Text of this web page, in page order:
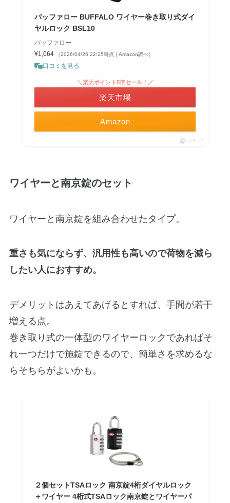
バッファロー BUFFALO ワイヤー巻き取り式ダイ
ヤルロック BSL10
バッファロー
¥1,064
（2026/04/26 22:25時点 | Amazon調べ）
口コミを見る
Amazon
＼楽天ポイント5倍セール！／
楽天市場
ポチップ
ワイヤーと南京錠のセット
ワイヤーと南京錠を組み合わせたタイプ。
重さも気にならず、汎用性も高いので荷物を減ら
したい人におすすめ。
デメリットはあえてあげるとすれば、手間が若干
増える点。
巻き取り式の一体型のワイヤーロックであればそ
れ一つだけで施錠できるので、簡単さを求めるな
らそちらがよいかも。
２個セットTSAロック 南京錠4桁ダイヤルロック
＋ワイヤー 4桁式TSAロック南京錠とワイヤーパ